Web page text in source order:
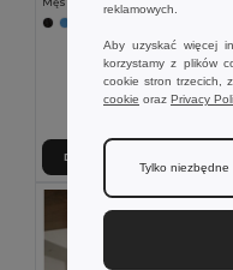
Dodaj Do Koszyka
reklamowych.
Aby uzyskać więcej
korzystamy z plików
cookie stron trzecich,
cookie oraz Privacy
Tylko niezbędne